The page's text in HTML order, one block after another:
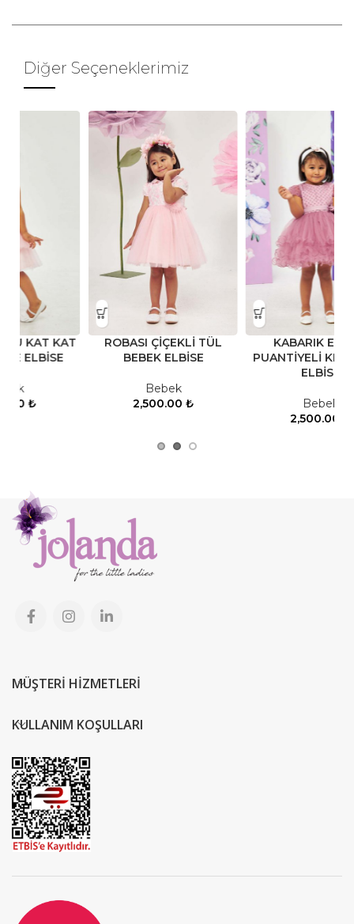
Diğer Seçeneklerimiz
KABARIK ETEKLİ
PUANTİYELİ KIZ ÇOCUK
KADİFE EKOSE BEBEK
ELBİSESİ
MÜŞTERİ HİZMETLERİ
KULLANIM KOŞULLARI